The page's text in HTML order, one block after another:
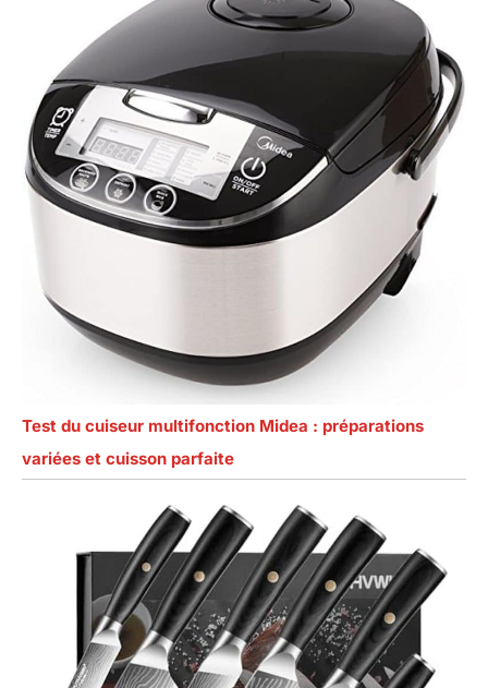
Test du cuiseur multifonction Midea : préparations
variées et cuisson parfaite